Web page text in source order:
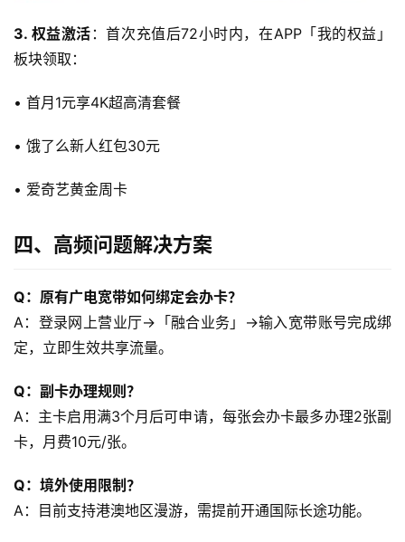
随
W
多
页
面
3. 权益激活 ：首次充值后72小时内，在APP「我的权益」
板块领取：
• 首月1元享4K超高清套餐
• 饿了么新人红包30元
• 爱奇艺黄金周卡
四、高频问题解决方案
Q：原有广电宽带如何绑定会办卡？
A：登录网上营业厅→「融合业务」→输入宽带账号完成绑
定，立即生效共享流量。
Q：副卡办理规则？
A：主卡启用满3个月后可申请，每张会办卡最多办理2张副
卡，月费10元/张。
Q：境外使用限制？
A：目前支持港澳地区漫游，需提前开通国际长途功能。